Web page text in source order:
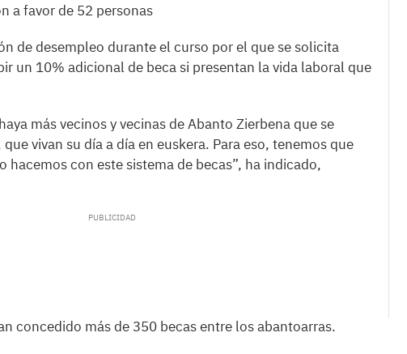
a favor de 52 personas
de desempleo durante el curso por el que se solicita
un 10% adicional de beca si presentan la vida laboral que
más vecinos y vecinas de Abanto Zierbena que se
vivan su día a día en euskera. Para eso, tenemos que
hacemos con este sistema de becas”, ha indicado,
concedido más de 350 becas entre los abantoarras.